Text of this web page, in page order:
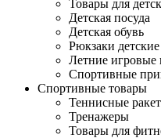
Товары для
Детская посуда
Детская обувь
Рюкзаки детские
Летние игровые
Спортивные
Спортивные товары
Теннисные
Тренажеры
Товары для